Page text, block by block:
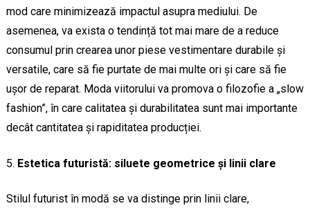
mod care minimizează impactul asupra mediului. De
asemenea, va exista o tendință tot mai mare de a reduce
consumul prin crearea unor piese vestimentare durabile și
versatile, care să fie purtate de mai multe ori și care să fie
ușor de reparat. Moda viitorului va promova o filozofie a „slow
fashion”, în care calitatea și durabilitatea sunt mai importante
decât cantitatea și rapiditatea producției.
Estetica futuristă: siluete geometrice și linii clare
Stilul futurist în modă se va distinge prin linii clare,